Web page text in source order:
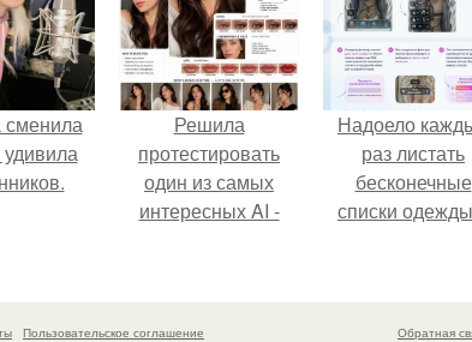
сменила
Решила
протестировать
один из самых
интересных AI -
Надоело
раз листать
бесконечные
списки
кусочкам?
Пользовательское соглашение Обратная